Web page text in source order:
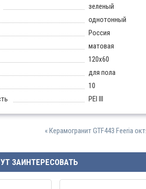
зеленый
однотонный
Россия
матовая
120х60
для пола
10
PEI III
« Керамогранит GTF443 Feeria
ЗАИНТЕРЕСОВАТЬ